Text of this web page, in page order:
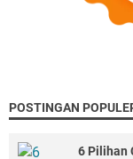
POSTINGAN
6 Pilihan